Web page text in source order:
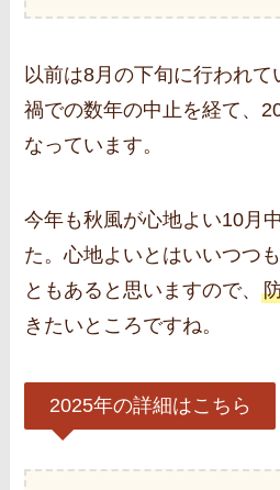
以前は8月の下旬に行われて
禍での数年の中止を経て、
なっています。
今年も秋風が心地よい10月
た。心地よいとはいいつつ
ともあると思いますので、
きたいところですね。
2025年の詳細はこちら